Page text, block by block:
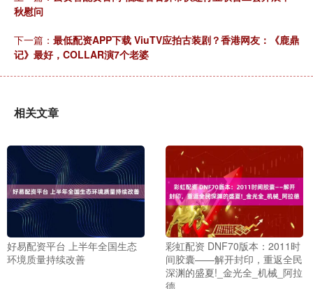
秋慰问
下一篇： 最低配资APP下载 ViuTV应拍古装剧？香港网友：《鹿鼎
记》最好，COLLAR演7个老婆
相关文章
好易配资平台 上半年全国生态
环境质量持续改善
彩虹配资 DNF70版本：2011时
间胶囊——解开封印，重返全民
深渊的盛夏!_金光全_机械_阿拉
德